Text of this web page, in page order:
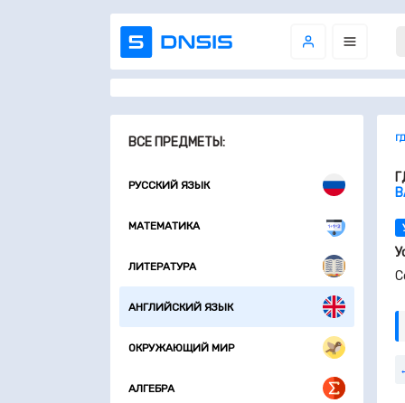
ВСЕ ПРЕДМЕТЫ:
РУССКИЙ ЯЗЫК
МАТЕМАТИКА
ЛИТЕРАТУРА
АНГЛИЙСКИЙ ЯЗЫК
ОКРУЖАЮЩИЙ МИР
АЛГЕБРА